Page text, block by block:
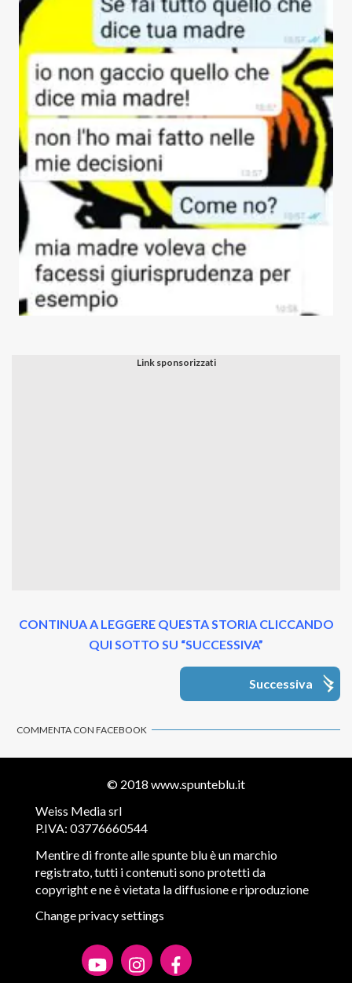
CONTINUA A LEGGERE QUESTA STORIA CLICCANDO
QUI SOTTO SU “SUCCESSIVA”
Successiva
COMMENTA CON FACEBOOK
© 2018 www.spunteblu.it
Weiss Media srl
P.IVA: 03776660544
Mentire di fronte alle spunte blu è un marchio
registrato, tutti i contenuti sono protetti da
copyright e ne è vietata la diffusione e riproduzione
Change privacy settings